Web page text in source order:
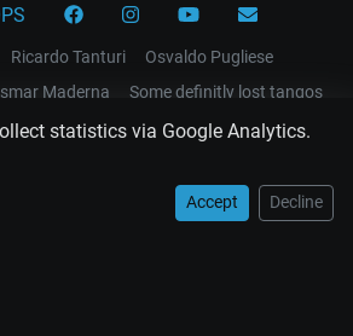
statistics via Google Analytics.
Accept Decline
Ricardo Tanturi
Osvaldo Pugliese
Maderna
Some definitly lost tangos
D'Arienzo
Carlos Di Sarli
EL RECODO TANGO